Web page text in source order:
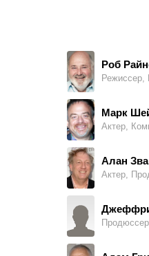
Роб
Режиссер,
Марк
Актер,
Алан
Актер,
Продюссер